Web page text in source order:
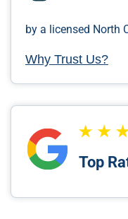
by a licensed North
Why Trust Us?
Top